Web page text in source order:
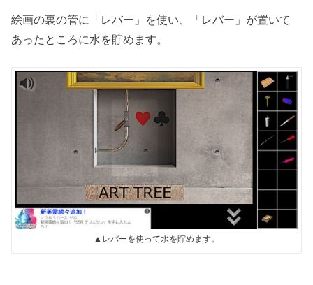
絵画の裏の管に「レバー」を使い、「レバー」が置いて
あったところに水を貯めます。
▲レバーを使って水を貯めます。